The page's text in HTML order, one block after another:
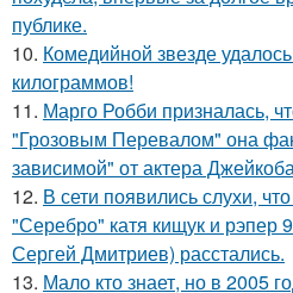
публике.
10. Комедийной звезде
килограммов!
11. Марго Робби призналась,
"Грозовым Перевалом" она
зависимой" от актера
12. В сети появились слухи,
"Серебро" катя кищук и рэпер
Сергей Дмитриев) расстались.
13. Мало кто знает, но в 2005